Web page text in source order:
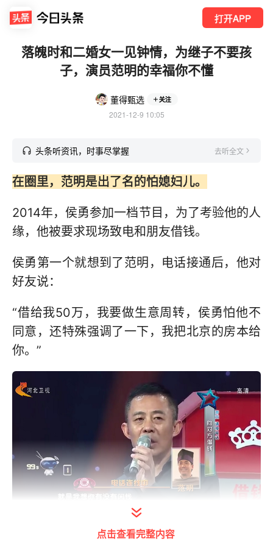
打开APP
落魄时和二婚女一见钟情，为继子不要孩
子，演员范明的幸福你不懂
董得甄选 关注
2021-12-9 10:05
头条听资讯，时事尽掌握 去听全文
在圈里，范明是出了名的怕媳妇儿。
2014年，侯勇参加一档节目，为了考验他的人
缘，他被要求现场致电和朋友借钱。
侯勇第一个就想到了范明，电话接通后，他对
好友说：
“借给我50万，我要做生意周转，侯勇怕他不
同意，还特殊强调了一下，我把北京的房本给
你。”
打开今日头条查看图片详情
范明回答得很敞亮，他告诉侯勇，这个钱我可
点击查看完整内容